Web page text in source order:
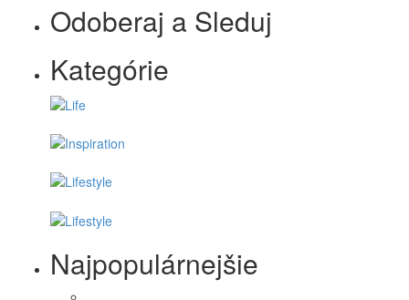
Odoberaj a Sleduj
Kategórie
Najpopulárnejšie